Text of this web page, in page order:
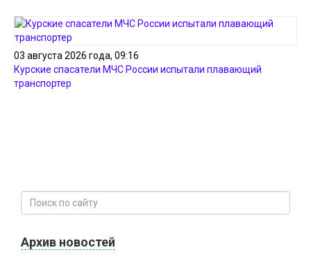
03 августа 2026 года, 09:16
Курские спасатели МЧС России испытали плавающий
транспортер
Архив новостей